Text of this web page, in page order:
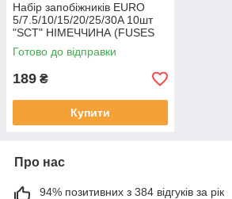
Набір запобіжників EURO
5/7.5/10/15/20/25/30A 10шт
"SCT" НІМЕЧЧИНА (FUSES
ATS) #9503, RY-033176
Готово до відправки
189 ₴
Купити
Про нас
94% позитивних з 384 відгуків за рік